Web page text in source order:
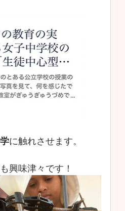
に触れさせます。
興味津々です！